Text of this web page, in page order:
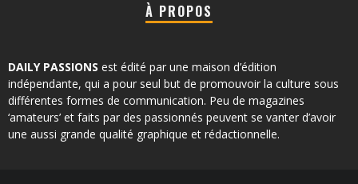
À PROPOS
DAILY PASSIONS est édité par une maison d’édition
indépendante, qui a pour seul but de promouvoir la culture sous
différentes formes de communication. Peu de magazines
‘amateurs’ et faits par des passionnés peuvent se vanter d’avoir
une aussi grande qualité graphique et rédactionnelle.